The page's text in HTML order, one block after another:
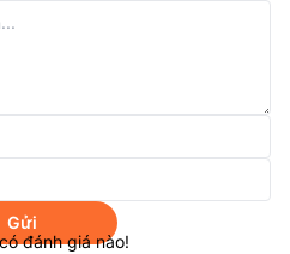
không gỉ
cửa trênES-Y75HV-S
gỉ giúp bảo vệ quần áo tốt
một cách hiệu quả hơn.
Gửi
đánh giá nào!